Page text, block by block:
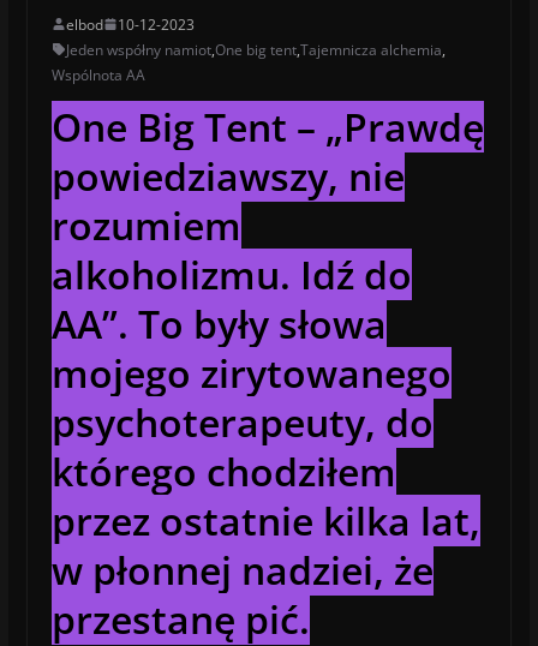
elbod
10-12-2023
Jeden współny namiot,One big tent,Tajemnicza alchemia,
Wspólnota AA
One Big Tent – „Prawdę
powiedziawszy, nie
rozumiem
alkoholizmu. Idź do
AA”. To były słowa
mojego zirytowanego
psychoterapeuty, do
którego chodziłem
przez ostatnie kilka lat,
w płonnej nadziei, że
przestanę pić.